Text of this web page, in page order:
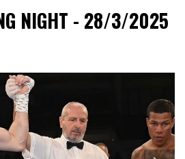
NIGHT - 28/3/2025